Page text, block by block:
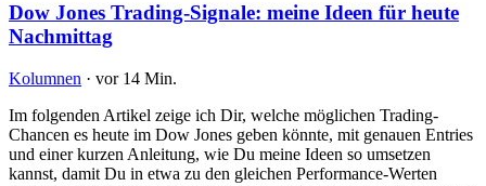
Dow Jones Trading-Signale: meine Ideen für heute
Nachmittag
Kolumnen · vor 14 Min.
Im folgenden Artikel zeige ich Dir, welche möglichen Trading-
Chancen es heute im Dow Jones geben könnte, mit genauen Entries
und einer kurzen Anleitung, wie Du meine Ideen so umsetzen
kannst, damit Du in etwa zu den gleichen Performance-Werten